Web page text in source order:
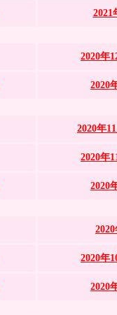
2020年
2020
2020年
2020年
2020
2020年
2020